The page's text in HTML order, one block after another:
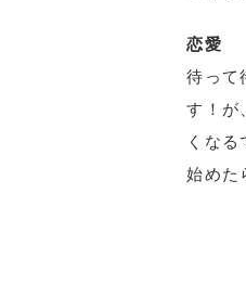
恋愛
待って
す！が
くな
始めた